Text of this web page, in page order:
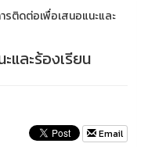
รติดต่อเพื่อเสนอแนะและ
และร้องเรียน
Email